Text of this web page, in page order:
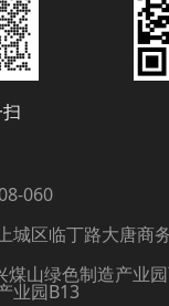
060
城区临丁路大唐商
煤山绿色制造产业
业园B13